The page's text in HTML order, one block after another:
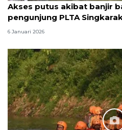
Akses putus akibat banjir
pengunjung PLTA
6 Januari 2026